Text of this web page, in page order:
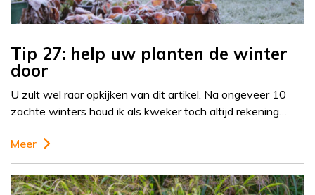
Tip 27: help uw planten de winter
door
U zult wel raar opkijken van dit artikel. Na ongeveer 10
zachte winters houd ik als kweker toch altijd rekening…
Meer